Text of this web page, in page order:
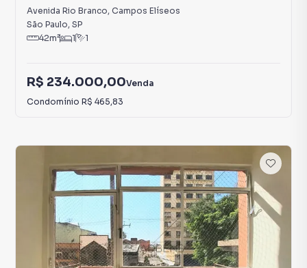
Elíseos
Avenida Rio Branco, Campos Elíseos
São Paulo, SP
42m² 1 1
R$ 234.000,00Venda
Condomínio R$ 465,83